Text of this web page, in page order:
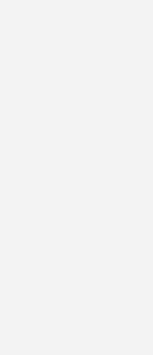
der jeweiligen
online oder in